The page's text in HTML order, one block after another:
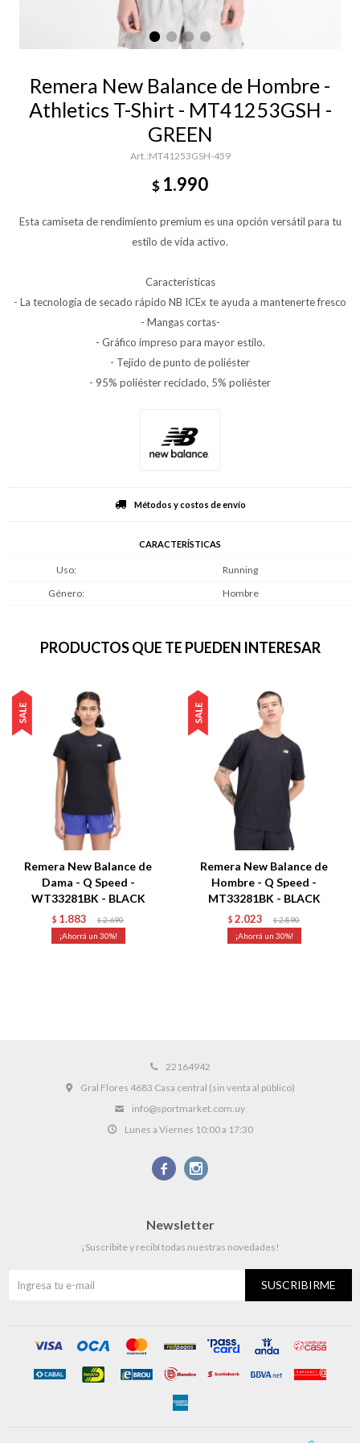
Remera New Balance de Hombre -
Athletics T-Shirt - MT41253GSH -
GREEN
MT41253GSH-459
$ 1.990
Esta camiseta de rendimiento premium es una opción versátil para tu
estilo de vida activo.
Características
- La tecnología de secado rápido NB ICEx te ayuda a mantenerte fresco
- Mangas cortas-
- Gráfico impreso para mayor estilo.
- Tejido de punto de poliéster
- 95% poliéster reciclado, 5% poliéster
Métodos y costos de envío
CARACTERÍSTICAS
Uso
Running
Género
Hombre
PRODUCTOS QUE TE PUEDEN INTERESAR
Remera New Balance de
Dama - Q Speed -
WT33281BK - BLACK
$ 1.883 $ 2.690
30
Remera New Balance de
Hombre - Q Speed -
MT33281BK - BLACK
$ 2.023 $ 2.890
30
22164942
Gral Flores 4683 Casa central (sin venta al público)
info@sportmarket.com.uy
Lunes a Viernes 10:00 a 17:30
 
Newsletter
¡Suscribite y recibí todas nuestras novedades!
SUSCRIBIRME